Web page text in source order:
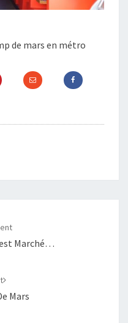
de mars en métro
Marché…
Mars